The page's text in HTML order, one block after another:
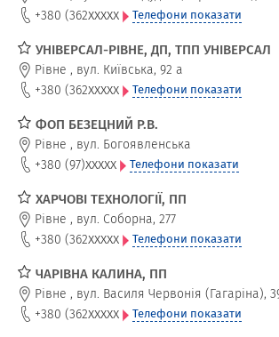
+380 (362xxxxx Телефони показати
УНІВЕРСАЛ-РІВНЕ, ДП, ТПП УНІВЕРСАЛ
Рівне , вул. Київська, 92 а
+380 (362xxxxx Телефони показати
ФОП БЕЗЕЦНИЙ Р.В.
Рівне , вул. Богоявленська
+380 (97)xxxxx Телефони показати
ХАРЧОВІ ТЕХНОЛОГІЇ, ПП
Рівне , вул. Соборна, 277
+380 (362xxxxx Телефони показати
ЧАРІВНА КАЛИНА, ПП
Рівне , вул. Василя Червонія (Гагаріна),
+380 (362xxxxx Телефони показати